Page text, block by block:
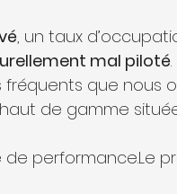
, un taux
mal piloté.
fréquents que nous
de gamme
performance.Le